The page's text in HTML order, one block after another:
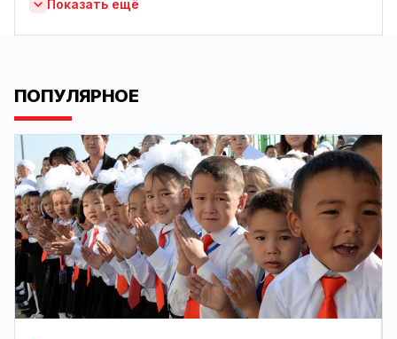
Показать ещё
ПОПУЛЯРНОЕ